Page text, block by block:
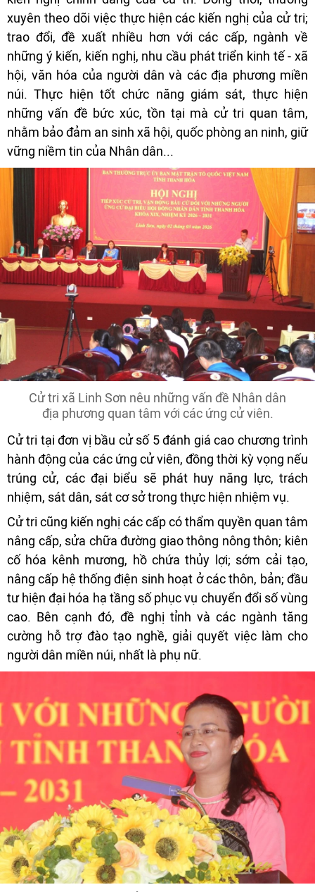
xuyên theo dõi việc thực hiện các kiến nghị của cử tri;
trao đổi, đề xuất nhiều hơn với các cấp, ngành về
những ý kiến, kiến nghị, nhu cầu phát triển kinh tế - xã
hội, văn hóa của người dân và các địa phương miền
núi. Thực hiện tốt chức năng giám sát, thực hiện
những vấn đề bức xúc, tồn tại mà cử tri quan tâm,
nhằm bảo đảm an sinh xã hội, quốc phòng an ninh, giữ
vững niềm tin của Nhân dân...
Cử tri xã Linh Sơn nêu những vấn đề Nhân dân
địa phương quan tâm với các ứng cử viên.
Cử tri tại đơn vị bầu cử số 5 đánh giá cao chương trình
hành động của các ứng cử viên, đồng thời kỳ vọng nếu
trúng cử, các đại biểu sẽ phát huy năng lực, trách
nhiệm, sát dân, sát cơ sở trong thực hiện nhiệm vụ.
Cử tri cũng kiến nghị các cấp có thẩm quyền quan tâm
nâng cấp, sửa chữa đường giao thông nông thôn; kiên
cố hóa kênh mương, hồ chứa thủy lợi; sớm cải tạo,
nâng cấp hệ thống điện sinh hoạt ở các thôn, bản; đầu
tư hiện đại hóa hạ tầng số phục vụ chuyển đổi số vùng
cao. Bên cạnh đó, đề nghị tỉnh và các ngành tăng
cường hỗ trợ đào tạo nghề, giải quyết việc làm cho
người dân miền núi, nhất là phụ nữ.